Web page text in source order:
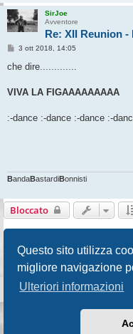
Questo sito utilizza
migliore navigazione
Ulteriori informazioni
SirJoe
Avventore
Re: XII Reunion -
M
s
g
o
3 ott 2018, 14:05
che dire.............
VIVA LA FIGAAAAAAAAA
:-dance :-dance :-dance :-
BandaBastardiBonnisti
Bloccato
Sito Web Forum